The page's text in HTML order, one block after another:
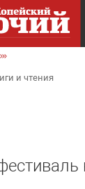
и чтения